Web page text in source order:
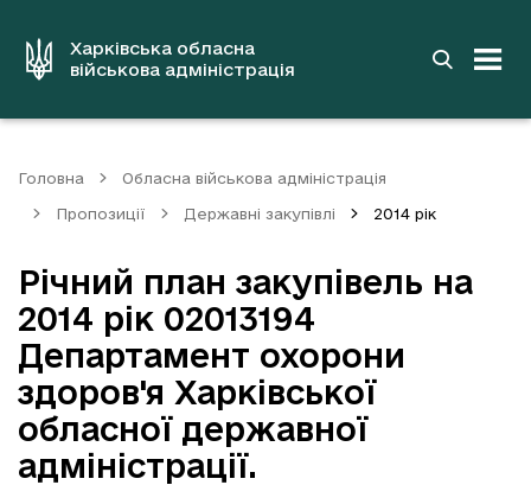
вмістуХарківська обласна
військова адміністрація
Головна Обласна військова адміністрація
Пропозиції Державні закупівлі 2014 рік
Річний план закупівель на
2014 рік 02013194
Департамент охорони
здоров'я Харківської
обласної державної
адміністрації.